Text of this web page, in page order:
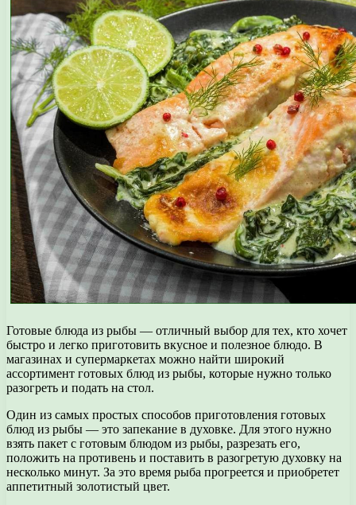
Готовые блюда из рыбы — отличный выбор для тех, кто хочет
быстро и легко приготовить вкусное и полезное блюдо. В
магазинах и супермаркетах можно найти широкий
ассортимент готовых блюд из рыбы, которые нужно только
разогреть и подать на стол.
Один из самых простых способов приготовления готовых
блюд из рыбы — это запекание в духовке. Для этого нужно
взять пакет с готовым блюдом из рыбы, разрезать его,
положить на противень и поставить в разогретую духовку на
несколько минут. За это время рыба прогреется и приобретет
аппетитный золотистый цвет.